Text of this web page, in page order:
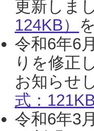
更新しま
124KB）
令和6年6
りを修正
お知らせ
式：121KB
令和6年3